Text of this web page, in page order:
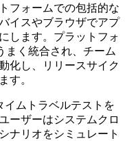
フォームでの包括的な
イスやブラウザでアプ
します。プラットフォ
まく統合され、チーム
化し、リリースサイク
す。
イムトラベルテストを
ーザーはシステムクロ
ナリオをシミュレート